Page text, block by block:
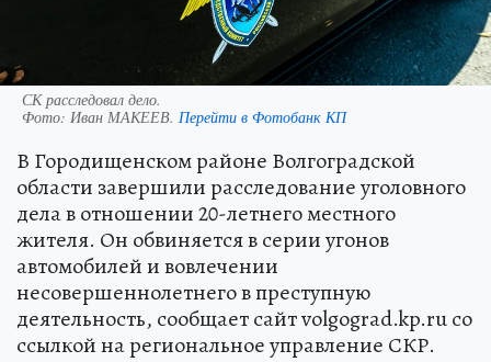
СК расследовал дело.
Фото: Иван МАКЕЕВ. Перейти в Фотобанк КП
В Городищенском районе Волгоградской
области завершили расследование уголовного
дела в отношении 20-летнего местного
жителя. Он обвиняется в серии угонов
автомобилей и вовлечении
несовершеннолетнего в преступную
деятельность, сообщает сайт volgograd.kp.ru со
ссылкой на региональное управление СКР.